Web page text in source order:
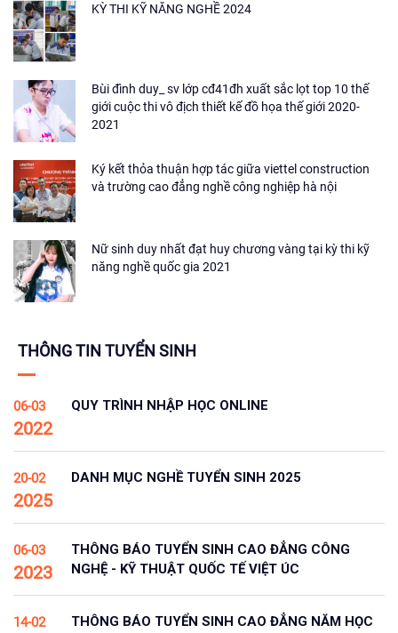
KỲ THI KỸ NĂNG NGHỀ 2024
Bùi đình duy_ sv lớp cđ41đh xuất sắc lọt top 10 thế
giới cuộc thi vô địch thiết kế đồ họa thế giới 2020-
2021
Ký kết thỏa thuận hợp tác giữa viettel construction
và trường cao đẳng nghề công nghiệp hà nội
Nữ sinh duy nhất đạt huy chương vàng tại kỳ thi kỹ
năng nghề quốc gia 2021
THÔNG TIN TUYỂN SINH
06-03
2022
QUY TRÌNH NHẬP HỌC ONLINE
20-02
2025
DANH MỤC NGHỀ TUYỂN SINH 2025
06-03
2023
THÔNG BÁO TUYỂN SINH CAO ĐẲNG CÔNG
NGHỆ - KỸ THUẬT QUỐC TẾ VIỆT ÚC
14-02
THÔNG BÁO TUYỂN SINH CAO ĐẲNG NĂM HỌC